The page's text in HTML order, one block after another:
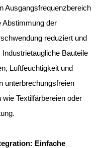
Ausgangsfrequenzbereich
Abstimmung der
reduziert und
Bauteile
Luftfeuchtigkeit und
unterbrechungsfreien
Textilfärbereien oder
Einfache